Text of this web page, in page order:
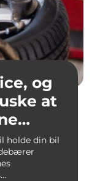
og
at
holde din bil